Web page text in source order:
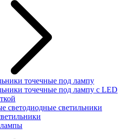
точечные под лампу
точечные под лампу с LED
светодиодные светильники